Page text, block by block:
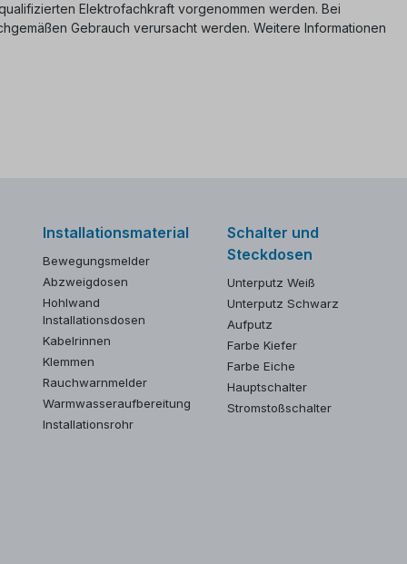
Elektrofachkraft vorgenommen werden. Bei
Gebrauch verursacht werden. Weitere Informationen
Installationsmaterial
Bewegungsmelder
Abzweigdosen
Hohlwand
Installationsdosen
Kabelrinnen
Klemmen
Rauchwarnmelder
Warmwasseraufbereitung
Installationsrohr
Schalter und
Steckdosen
Unterputz Weiß
Unterputz Schwarz
Aufputz
Farbe Kiefer
Farbe Eiche
Hauptschalter
Stromstoßschalter